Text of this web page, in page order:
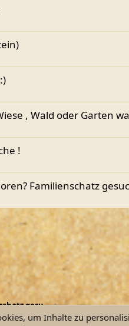
, Wald oder Garten
!
Familienschatz
Ring, Kette verloren ? Familienschatz gesucht ?
um Inhalte zu